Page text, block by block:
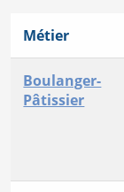
Métier
Boulanger-
Pâtissier